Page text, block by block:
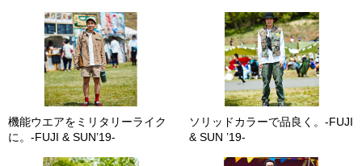
機能ウエアをミリタリーライク
に。-FUJI & SUN’19-
ソリッドカラーで品良く。-FUJI
& SUN ’19-